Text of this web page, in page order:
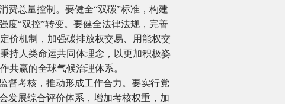
费总量控制。要健全“双碳”标准，构建
度“双控”转变。要健全法律法规，完善
价机制，加强碳排放权交易、用能权交
持人类命运共同体理念，以更加积极姿
共赢的全球气候治理体系。
督考核，推动形成工作合力。要实行党
发展综合评价体系，增加考核权重，加